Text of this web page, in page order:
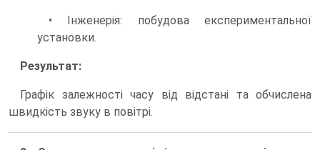
• Інженерія: побудова експериментальної
установки.
Результат:
Графік залежності часу від відстані та обчислена
швидкість звуку в повітрі.